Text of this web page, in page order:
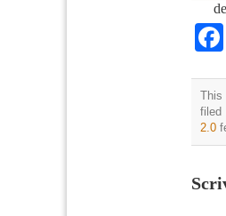
This
filed
2.0